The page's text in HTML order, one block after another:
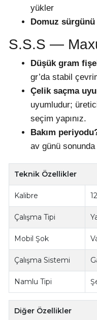
yükler
Domuz
S.S.S —
Düşük gram
gr’da stabil
Çelik saçma
uyumludur;
seçim yapınız.
Bakım
av günü
Teknik Özellikler
Kalibre
Çalışma Tipi
Mobil Şok
Çalışma Sistemi
Namlu Tipi
Diğer Özellikler